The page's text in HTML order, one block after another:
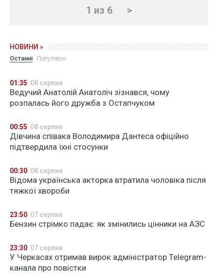
1 из 6 >
НОВИНИ »
Останні Популярні
01:35 08 серпня
Ведучий Анатолій Анатоліч зізнався, чому
розпалась його дружба з Остапчуком
00:55 08 серпня
Дівчина співака Володимира Дантеса офіційно
підтвердила їхні стосунки
00:30 08 серпня
Відома українська акторка втратила чоловіка після
тяжкої хвороби
23:50 07 серпня
Бензин стрімко падає: як змінились цінники на АЗС
23:30 07 серпня
У Черкасах отримав вирок адміністратор Telegram-
канала про повістки